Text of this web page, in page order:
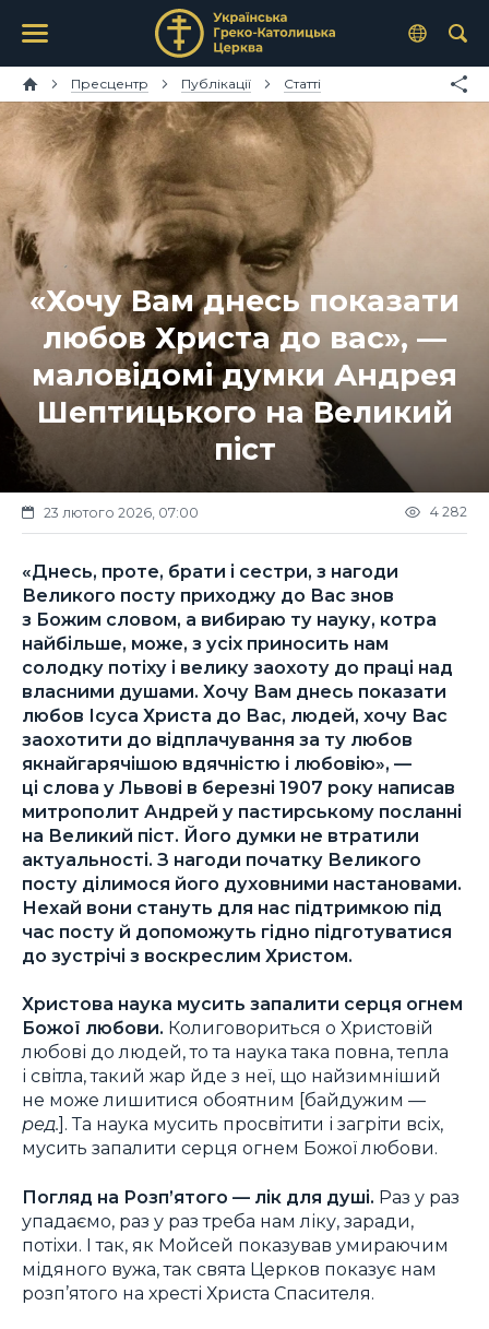
Пресцентр Публікації Статті
«Хочу Вам днесь показати
любов Христа до вас», —
маловідомі думки Андрея
Шептицького на Великий
піст
23 лютого 2026, 07:00 4 282
«Днесь, проте, брати і сестри, з нагоди
Великого посту приходжу до Вас знов
з Божим словом, а вибираю ту науку, котра
найбільше, може, з усіх приносить нам
солодку потіху і велику заохоту до праці над
власними душами. Хочу Вам днесь показати
любов Ісуса Христа до Вас, людей, хочу Вас
заохотити до відплачування за ту любов
якнайгарячішою вдячністю і любовію», —
ці слова у Львові в березні 1907 року написав
митрополит Андрей у пастирському посланні
на Великий піст. Його думки не втратили
актуальності. З нагоди початку Великого
посту ділимося його духовними настановами.
Нехай вони стануть для нас підтримкою під
час посту й допоможуть гідно підготуватися
до зустрічі з воскреслим Христом.
Христова наука мусить запалити серця огнем
Божої любови. Колиговориться о Христовій
любові до людей, то та наука така повна, тепла
і світла, такий жар йде з неї, що найзимніший
не може лишитися обоятним [байдужим —
ред.]. Та наука мусить просвітити і загріти всіх,
мусить запалити серця огнем Божої любови.
Погляд на Розп’ятого — лік для душі. Раз у раз
упадаємо, раз у раз треба нам ліку, заради,
потіхи. І так, як Мойсей показував умираючим
мідяного вужа, так свята Церков показує нам
розп’ятого на хресті Христа Спасителя.